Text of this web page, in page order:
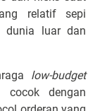
relatif sepi
dunia luar dan
low-budget
dengan